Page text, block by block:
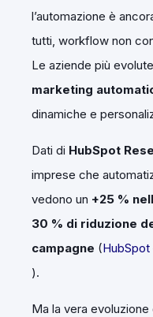
l’automazione è
tutti, workflow non
Le aziende più
marketing
dinamiche e
Dati di HubSpot
imprese che
vedono un +25 %
30 % di riduzione
campagne (HubSpot
).
Ma la vera evoluzione